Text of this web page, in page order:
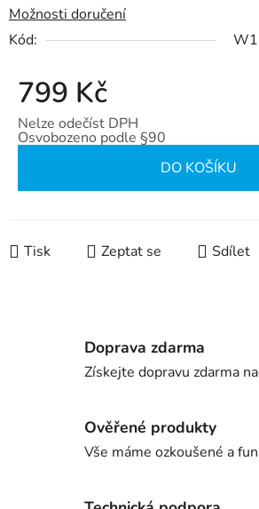
Možnosti doručení
Kód:
799 Kč
Nelze odečíst DPH
Osvobozeno podle §90
DO KOŠÍKU
Tisk Zeptat se Sdílet
Doprava zdarma
Získejte dopravu zdarma
Ověřené produkty
Vše máme ozkoušené a